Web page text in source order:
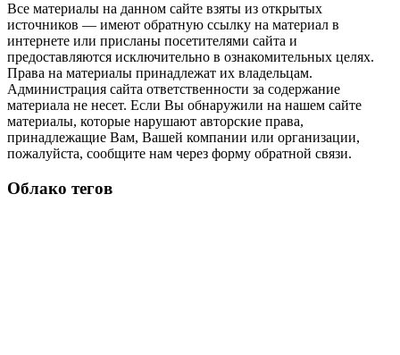
Все материалы на данном сайте взяты из открытых
источников — имеют обратную ссылку на материал в
интернете или присланы посетителями сайта и
предоставляются исключительно в ознакомительных целях.
Права на материалы принадлежат их владельцам.
Администрация сайта ответственности за содержание
материала не несет. Если Вы обнаружили на нашем сайте
материалы, которые нарушают авторские права,
принадлежащие Вам, Вашей компании или организации,
пожалуйста, сообщите нам через форму обратной связи.
Облако тегов